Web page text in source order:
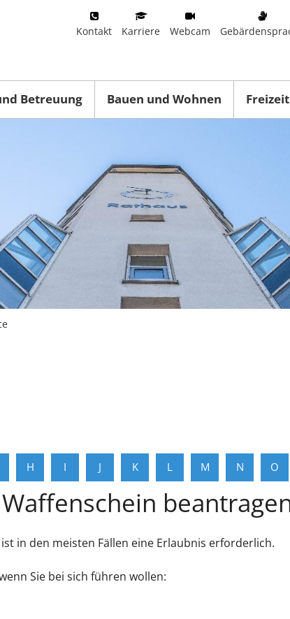
Kontakt Karriere Webcam
Betreuung Bauen und Wohnen
H I J K L M N O
in den meisten Fällen eine Erlaubnis erforderlich.
Sie bei sich führen wollen: